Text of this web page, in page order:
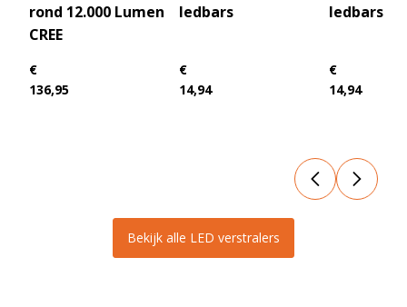
rond 12.000 Lumen
CREE
€
136,95
ledbars
€
14,94
ledbars
€
14,94
Bekijk alle LED verstralers